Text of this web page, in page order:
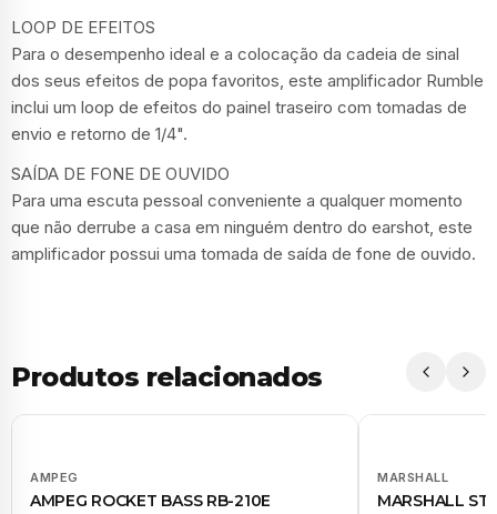
LOOP DE EFEITOS
Para o desempenho ideal e a colocação da cadeia de sinal
dos seus efeitos de popa favoritos, este amplificador Rumble
inclui um loop de efeitos do painel traseiro com tomadas de
envio e retorno de 1/4".
SAÍDA DE FONE DE OUVIDO
Para uma escuta pessoal conveniente a qualquer momento
que não derrube a casa em ninguém dentro do earshot, este
amplificador possui uma tomada de saída de fone de ouvido.
Produtos relacionados
AMPEG
AMPEG ROCKET BASS RB-210E
MARSHALL
MARSHALL ST